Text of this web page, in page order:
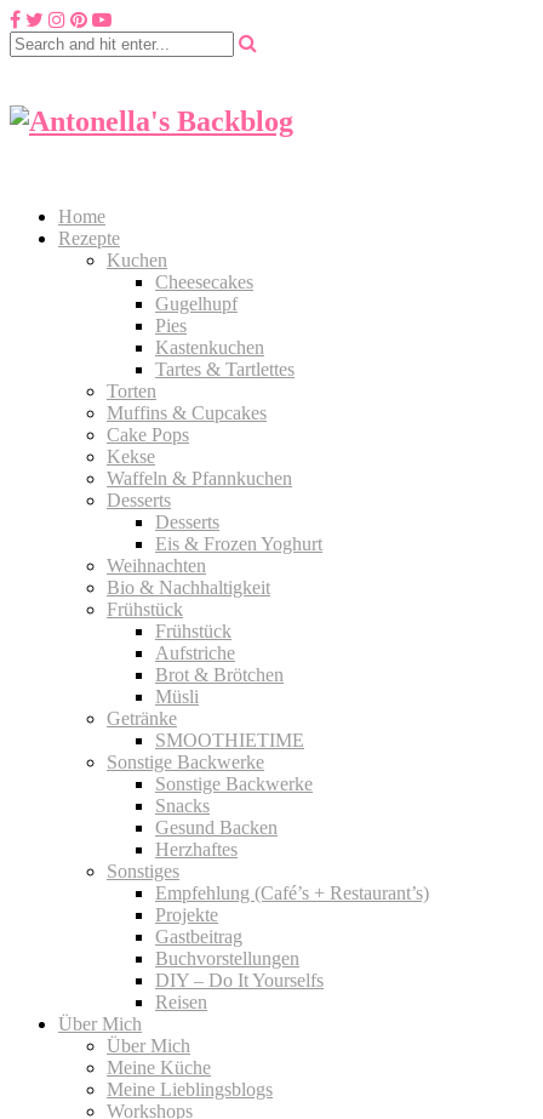
Home
Rezepte
Kuchen
Cheesecakes
Gugelhupf
Pies
Kastenkuchen
Tartes & Tartlettes
Torten
Muffins & Cupcakes
Cake Pops
Kekse
Waffeln & Pfannkuchen
Desserts
Desserts
Eis & Frozen Yoghurt
Weihnachten
Bio & Nachhaltigkeit
Frühstück
Frühstück
Aufstriche
Brot & Brötchen
Müsli
Getränke
SMOOTHIETIME
Sonstige Backwerke
Sonstige Backwerke
Snacks
Gesund Backen
Herzhaftes
Sonstiges
Empfehlung (Café’s + Restaurant’s)
Projekte
Gastbeitrag
Buchvorstellungen
DIY – Do It Yourselfs
Reisen
Über Mich
Über Mich
Meine Küche
Meine Lieblingsblogs
Workshops